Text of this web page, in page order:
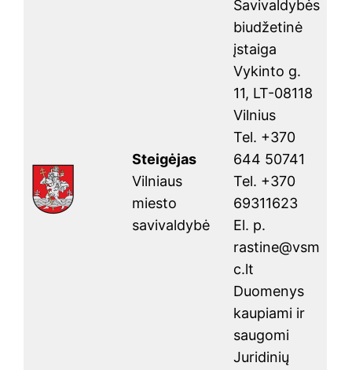
Steigėjas
Vilniaus
miesto
savivaldybė
Savivaldybės
biudžetinė
įstaiga
Vykinto g.
11, LT-08118
Vilnius
Tel. +370
644 50741
Tel. +370
69311623
El. p.
rastine@vsm
c.lt
Duomenys
kaupiami ir
saugomi
Juridinių